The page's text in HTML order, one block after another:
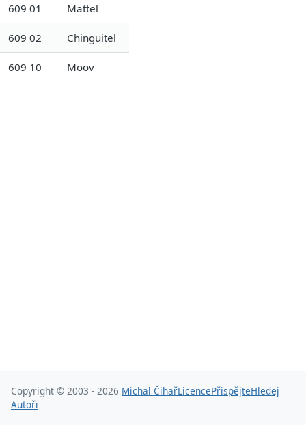
609 01 Mattel
609 02 Chinguitel
609 10 Moov
Copyright © 2003 - 2026 Michal ČihařLicencePřispějteHledej
Autoři